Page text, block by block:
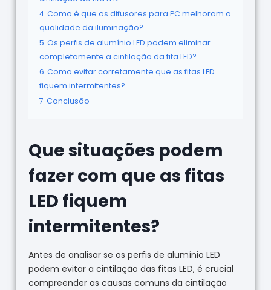
4 Como é que os difusores para PC melhoram a
qualidade da iluminação?
5 Os perfis de alumínio LED podem eliminar
completamente a cintilação da fita LED?
6 Como evitar corretamente que as fitas LED
fiquem intermitentes?
7 Conclusão
Que situações podem
fazer com que as fitas
LED fiquem
intermitentes?
Antes de analisar se os perfis de alumínio LED
podem evitar a cintilação das fitas LED, é crucial
compreender as causas comuns da cintilação